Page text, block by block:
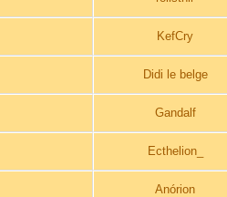
KefCry
Didi le belge
Gandalf
Ecthelion_
Anórion